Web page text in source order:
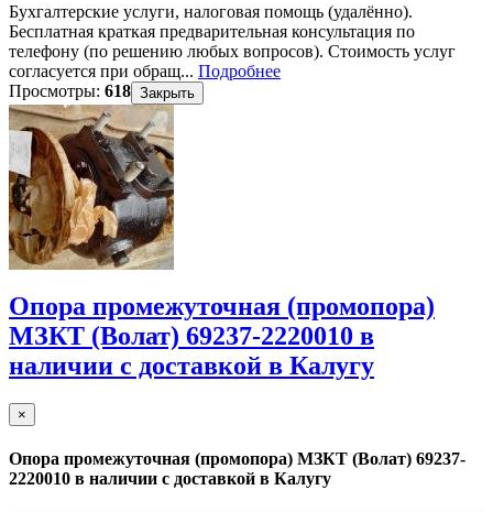
Бухгалтерские услуги, налоговая помощь (удалённо).
Бесплатная краткая предварительная консультация по
телефону (по решению любых вопросов). Стоимость услуг
согласуется при обращ... Подробнее
Просмотры: 618 Закрыть
Опора промежуточная (промопора)
МЗКТ (Волат) 69237-2220010 в
наличии с доставкой в Калугу
×
Опора промежуточная (промопора) МЗКТ (Волат) 69237-
2220010 в наличии с доставкой в Калугу